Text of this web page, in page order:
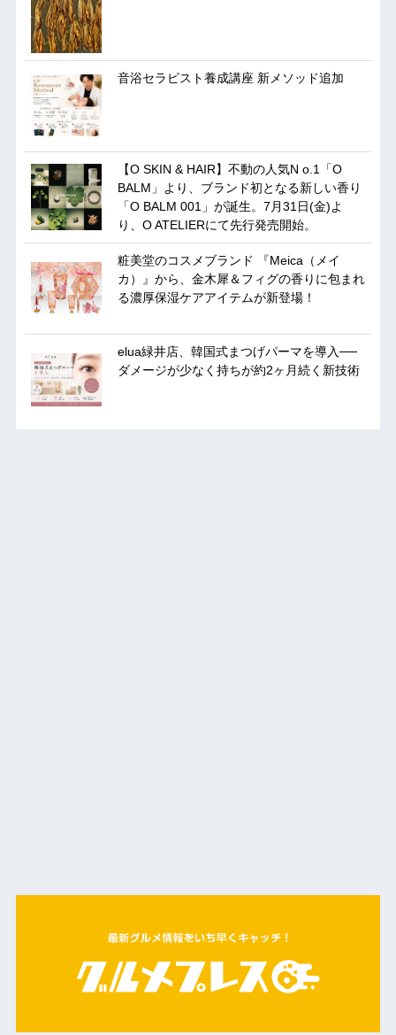
音浴セラピスト養成講座 新メソッド追加
【O SKIN & HAIR】不動の人気N o.1「O
BALM」より、ブランド初となる新しい香り
「O BALM 001」が誕生。7月31日(金)よ
り、O ATELIERにて先行発売開始。
粧美堂のコスメブランド 『Meica（メイ
カ）』から、金木犀＆フィグの香りに包まれ
る濃厚保湿ケアアイテムが新登場！
elua緑井店、韓国式まつげパーマを導入──
ダメージが少なく持ちが約2ヶ月続く新技術